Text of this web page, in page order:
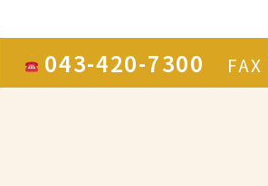
043-420-7300 FAX